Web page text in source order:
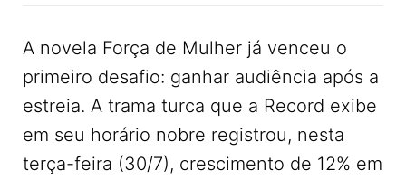
A novela Força de Mulher já venceu o
primeiro desafio: ganhar audiência após a
estreia. A trama turca que a Record exibe
em seu horário nobre registrou, nesta
terça-feira (30/7), crescimento de 12% em